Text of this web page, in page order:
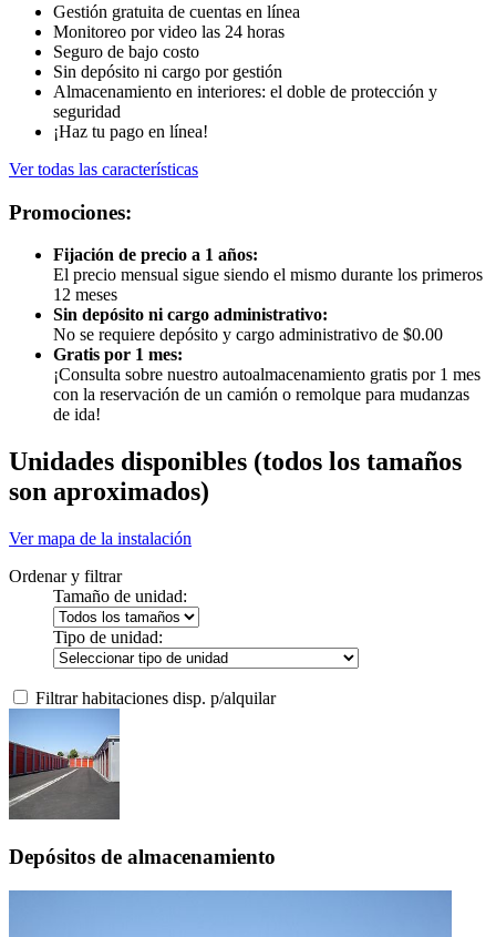
Gestión gratuita de cuentas en línea
Monitoreo por video las 24 horas
Seguro de bajo costo
Sin depósito ni cargo por gestión
Almacenamiento en interiores: el doble de protección y
seguridad
¡Haz tu pago en línea!
Ver todas las características
Promociones:
Fijación de precio a 1 años:
El precio mensual sigue siendo el mismo durante los primeros
12 meses
Sin depósito ni cargo administrativo:
No se requiere depósito y cargo administrativo de $0.00
Gratis por 1 mes:
¡Consulta sobre nuestro autoalmacenamiento gratis por 1 mes
con la reservación de un camión o remolque para mudanzas
de ida!
Unidades disponibles (todos los tamaños
son aproximados)
Ver mapa de la instalación
Ordenar y filtrar
Tamaño de unidad:
Tipo de unidad:
Filtrar habitaciones disp. p/alquilar
Depósitos de almacenamiento